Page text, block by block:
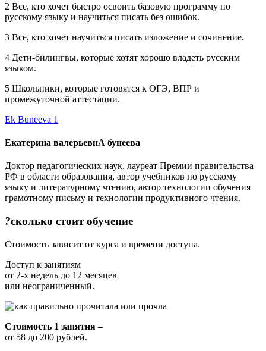
2 Все, кто хочет быстро освоить базовую программу по
русскому языку и научиться писать без ошибок.
3 Все, кто хочет научиться писать изложение и сочинение.
4 Дети-билингвы, которые хотят хорошо владеть русским
языком.
5 Школьники, которые готовятся к ОГЭ, ВПР и
промежуточной аттестации.
Ek Buneeva 1
Екатерина валерьевнА бунеева
Доктор педагогических наук, лауреат Премии правительства
РФ в области образования, автор учебников по русскому
языку и литературному чтению, автор технологии обучения
грамотному письму и технологии продуктивного чтения.
?сколько стоит обучение
Стоимость зависит от курса и времени доступа.
Доступ к занятиям
от 2-х недель до 12 месяцев
или неограниченный.
Стоимость 1 занятия –
от 58 до 200 рублей.